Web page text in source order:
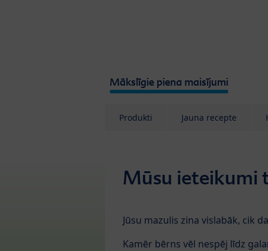
Mākslīgie piena maisījumi
Produkti Jauna recepte
Mūsu ieteikumi
Jūsu mazulis zina vislabāk, cik
Kamēr bērns vēl nespēj līdz